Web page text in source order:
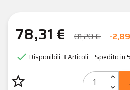
78,31 € 81,20 € -
 Disponibili3 Articoli Spedito in
star_border